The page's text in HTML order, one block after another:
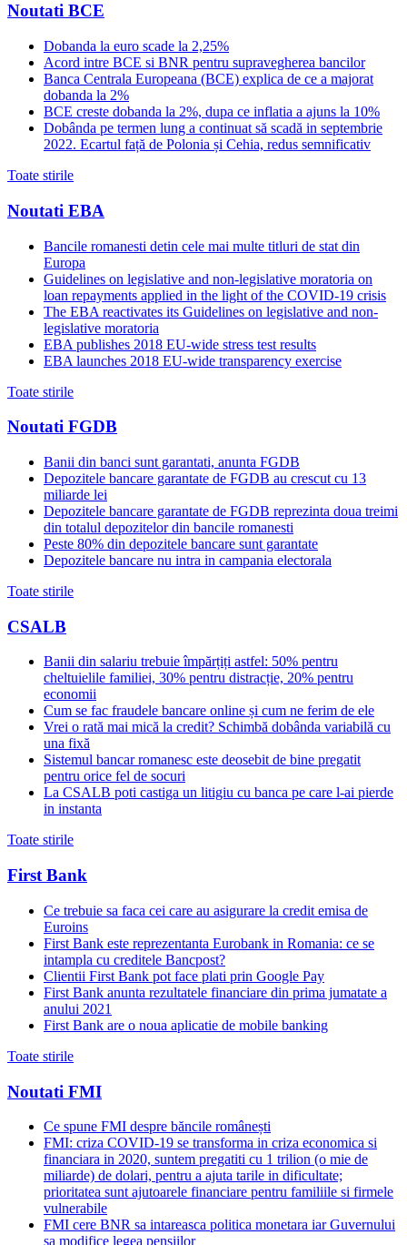
Noutati BCE
Dobanda la euro scade la 2,25%
Acord intre BCE si BNR pentru supravegherea bancilor
Banca Centrala Europeana (BCE) explica de ce a majorat
dobanda la 2%
BCE creste dobanda la 2%, dupa ce inflatia a ajuns la 10%
Dobânda pe termen lung a continuat să scadă in septembrie
2022. Ecartul față de Polonia și Cehia, redus semnificativ
Toate stirile
Noutati EBA
Bancile romanesti detin cele mai multe titluri de stat din
Europa
Guidelines on legislative and non-legislative moratoria on
loan repayments applied in the light of the COVID-19 crisis
The EBA reactivates its Guidelines on legislative and non-
legislative moratoria
EBA publishes 2018 EU-wide stress test results
EBA launches 2018 EU-wide transparency exercise
Toate stirile
Noutati FGDB
Banii din banci sunt garantati, anunta FGDB
Depozitele bancare garantate de FGDB au crescut cu 13
miliarde lei
Depozitele bancare garantate de FGDB reprezinta doua treimi
din totalul depozitelor din bancile romanesti
Peste 80% din depozitele bancare sunt garantate
Depozitele bancare nu intra in campania electorala
Toate stirile
CSALB
Banii din salariu trebuie împărțiți astfel: 50% pentru
cheltuielile familiei, 30% pentru distracție, 20% pentru
economii
Cum se fac fraudele bancare online și cum ne ferim de ele
Vrei o rată mai mică la credit? Schimbă dobânda variabilă cu
una fixă
Sistemul bancar romanesc este deosebit de bine pregatit
pentru orice fel de socuri
La CSALB poti castiga un litigiu cu banca pe care l-ai pierde
in instanta
Toate stirile
First Bank
Ce trebuie sa faca cei care au asigurare la credit emisa de
Euroins
First Bank este reprezentanta Eurobank in Romania: ce se
intampla cu creditele Bancpost?
Clientii First Bank pot face plati prin Google Pay
First Bank anunta rezultatele financiare din prima jumatate a
anului 2021
First Bank are o noua aplicatie de mobile banking
Toate stirile
Noutati FMI
Ce spune FMI despre băncile românești
FMI: criza COVID-19 se transforma in criza economica si
financiara in 2020, suntem pregatiti cu 1 trilion (o mie de
miliarde) de dolari, pentru a ajuta tarile in dificultate;
prioritatea sunt ajutoarele financiare pentru familiile si firmele
vulnerabile
FMI cere BNR sa intareasca politica monetara iar Guvernului
sa modifice legea pensiilor